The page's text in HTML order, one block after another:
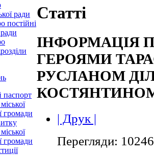
ради
постійні
ради
паспорт
громади
громади
Статті
ІНФОРМАЦІЯ
ГЕРОЯМИ
РУСЛАНОМ
| Друк |
Перегляди: 10246